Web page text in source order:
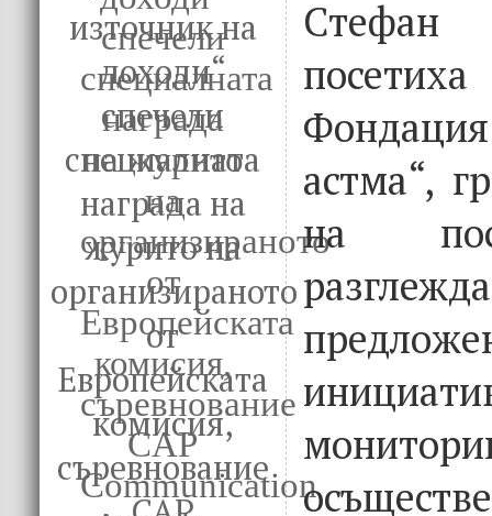
източник на
доходи“
спечели
специалната
награда на
журито на
организираното
от
Европейската
комисия,
съревнование
астма“,
на